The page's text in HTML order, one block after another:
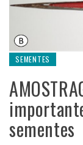
SEMENTES
sementes